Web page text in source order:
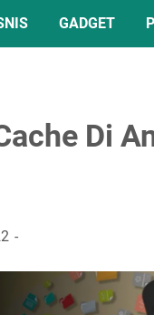
GADGET
Di